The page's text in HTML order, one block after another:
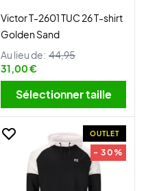
Victor T-2601 TUC 26 T-shirt
Golden Sand
Au lieu de: 44,95
31,00 €
Sélectionner taille
OUTLET
- 30%